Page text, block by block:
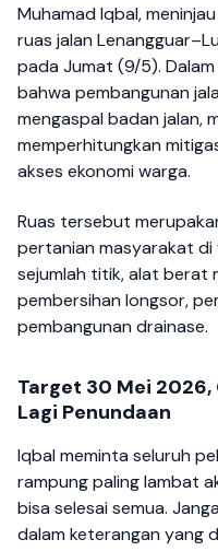
Muhamad Iqbal,
ruas jalan
pada Jumat (9/5).
bahwa pembangunan
mengaspal badan jalan,
memperhitungkan
akses ekonomi warga.
Ruas tersebut
pertanian masyarakat di
sejumlah titik, alat berat
pembersihan longsor,
pembangunan drainase.
Target 30 Mei
Lagi Penundaan
Iqbal meminta seluruh
rampung paling lambat
bisa selesai semua.
dalam keterangan yang